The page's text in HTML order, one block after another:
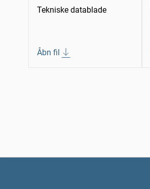
Tekniske datablade
Åbn fil